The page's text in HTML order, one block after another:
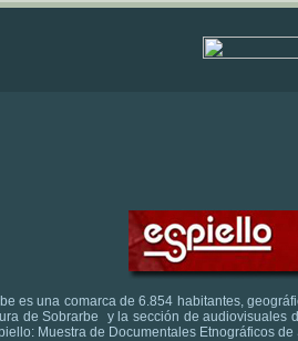
es una comarca de 6.854 habitantes,
de Sobrarbe y la sección de audiovisuales
Muestra de Documentales Etnográficos